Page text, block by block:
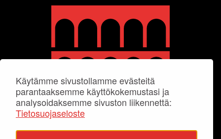
Käytämme sivustollamme evästeitä
parantaaksemme käyttökokemustasi ja
analysoidaksemme sivuston liikennettä:
Tietosuojaseloste